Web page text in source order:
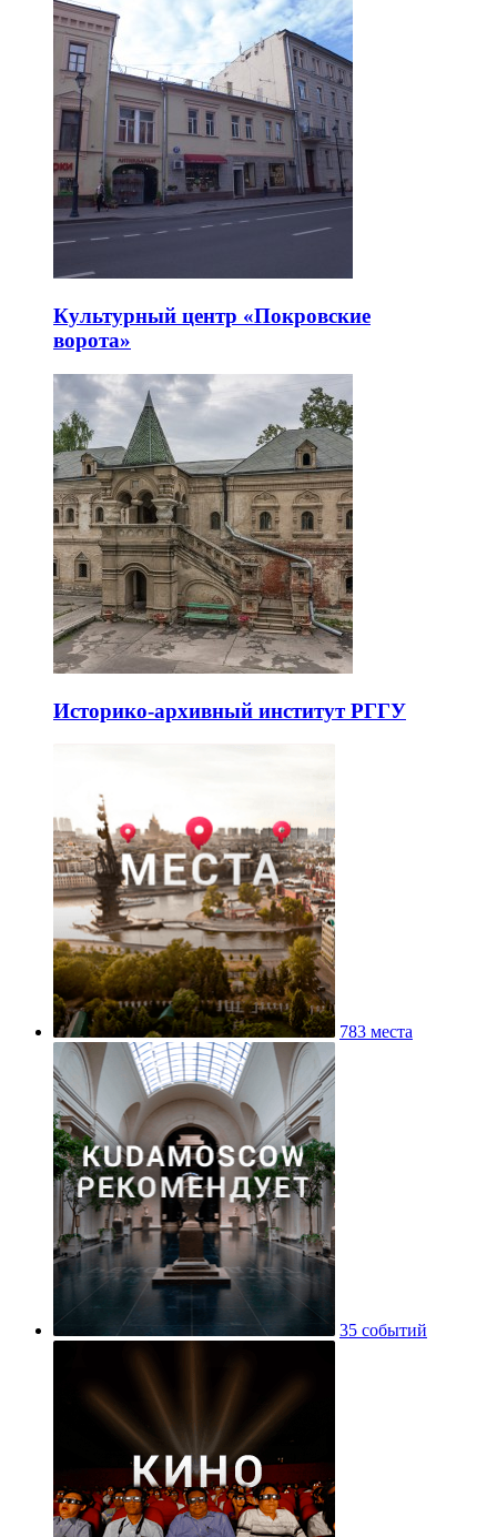
Культурный центр «Покровские
ворота»
Историко-архивный институт РГГУ
783 места
35 событий